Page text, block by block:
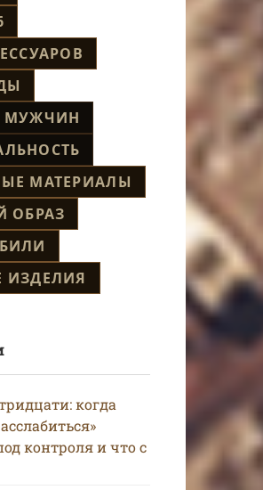
МУЖЧИН
МАТЕРИАЛЫ
ОБРАЗ
ИЗДЕЛИЯ
когда
контроля и что с